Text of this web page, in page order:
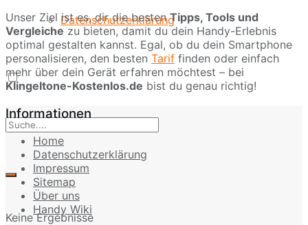
Datenschutzerklärung
Keine Ergebnisse
Unser Ziel ist es, dir die bestenTipps, Tools und
Vergleiche zu bieten, damit du dein Handy-Erlebnis
optimal gestalten kannst. Egal, ob du dein Smartphone
personalisieren, den besten Tarif finden oder einfach
mehr über dein Gerät erfahren möchtest – bei
Klingeltone-Kostenlos.de bist du genau richtig!
Informationen
Home
Datenschutzerklärung
Impressum
Sitemap
Über uns
Handy Wiki